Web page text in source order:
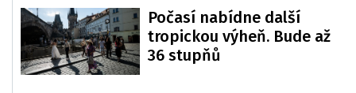
Počasí nabídne další
tropickou výheň. Bude až
36 stupňů